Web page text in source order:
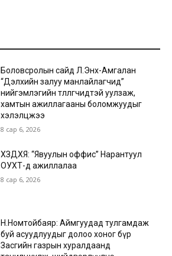
Боловсролын сайд Л.Энх-Амгалан
“Дэлхийн залуу манлайлагчид”
нийгэмлэгийн төлөөлөгчидтэй уулзаж,
хамтын ажиллагааны боломжуудыг
хэлэлцжээ
8 сар 6, 2026
ХЗДХЯ: “Явуулын оффис” Нарантуул
ОУХТ-д ажиллалаа
8 сар 6, 2026
Н.Номтойбаяр: Аймгуудад тулгамдаж
буй асуудлуудыг долоо хоног бүр
Засгийн газрын хуралдаанд